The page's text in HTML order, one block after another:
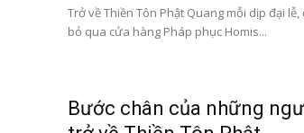
Trở về Thiền Tôn Phật Quang mỗi dịp đại
bỏ qua cửa hàng Pháp phục Homis...
Bước chân của những